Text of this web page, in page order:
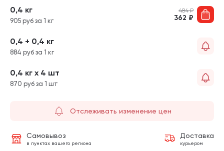
0,4 кг
905 руб за 1 кг
484₽
362 ₽
0,4 + 0,4 кг
884 руб за 1 кг
0,4 кг х 4 шт
870 руб за 1 шт
Отслеживать изменение цен
Самовывоз
в пунктах вашего региона
Доставка
курьером